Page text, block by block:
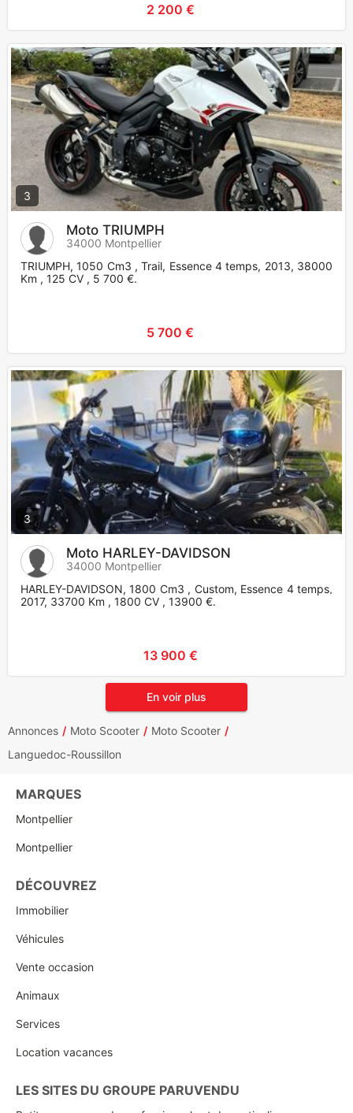
2 200 €
3
Moto TRIUMPH
34000 Montpellier
TRIUMPH, 1050 Cm3 , Trail, Essence 4 temps, 2013, 38000
Km , 125 CV , 5 700 €.
5 700 €
3
Moto HARLEY-DAVIDSON
34000 Montpellier
HARLEY-DAVIDSON, 1800 Cm3 , Custom, Essence 4 temps,
2017, 33700 Km , 1800 CV , 13900 €.
13 900 €
En voir plus
Annonces Moto Scooter
Moto Scooter
Languedoc-Roussillon
MARQUES
Montpellier
Montpellier
DÉCOUVREZ
Immobilier
Véhicules
Vente occasion
Animaux
Services
Location vacances
LES SITES DU GROUPE PARUVENDU